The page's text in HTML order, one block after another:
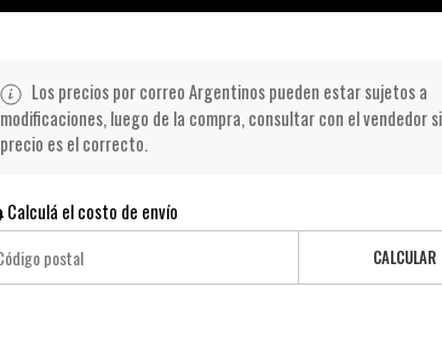
Los precios por correo Argentinos pueden estar sujetos a
modificaciones, luego de la compra, consultar con el vendedor
precio es el correcto.
Calculá el costo de envío
CALCULAR